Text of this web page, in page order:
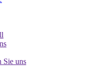
Sie uns